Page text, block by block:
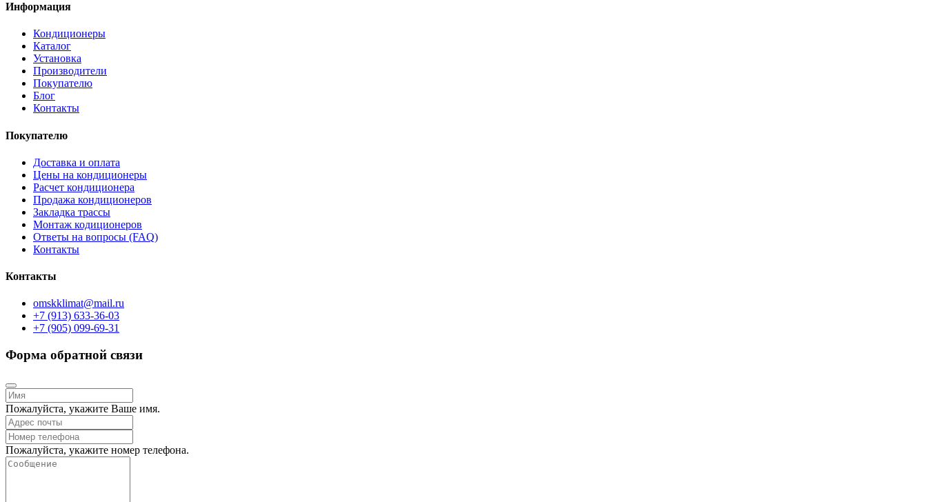
Информация
Кондиционеры
Каталог
Установка
Производители
Покупателю
Блог
Контакты
Покупателю
Доставка и оплата
Цены на кондиционеры
Расчет кондиционера
Продажа кондиционеров
Закладка трассы
Монтаж кодиционеров
Ответы на вопросы (FAQ)
Контакты
Контакты
omskklimat@mail.ru
+7 (913) 633-36-03
+7 (905) 099-69-31
Форма обратной связи
Пожалуйста, укажите Ваше имя.
Пожалуйста, укажите номер телефона.